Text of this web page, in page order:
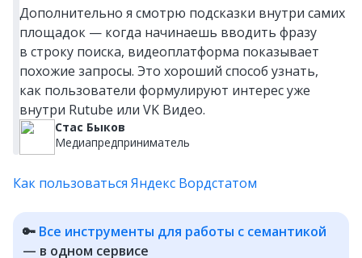
Дополнительно я смотрю подсказки внутри самих
площадок — когда начинаешь вводить фразу
в строку поиска, видеоплатформа показывает
похожие запросы. Это хороший способ узнать,
как пользователи формулируют интерес уже
внутри Rutube или VK Видео.
Стас Быков
Медиапредприниматель
Как пользоваться Яндекс Вордстатом
🔑 Все инструменты для работы с семантикой
— в одном сервисе